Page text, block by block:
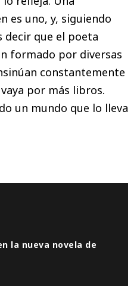
es uno, y, siguiendo
decir que el poeta
formado por diversas
constantemente
por más libros.
un mundo que lo lleva
la nueva novela de